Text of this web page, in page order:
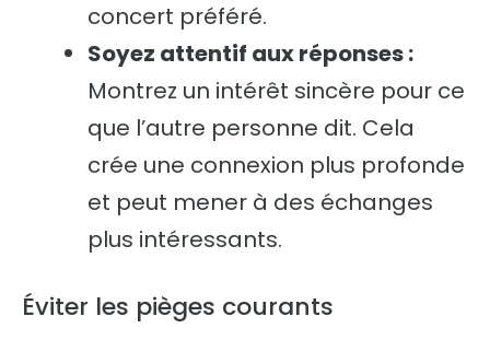
concert préféré.
Soyez attentif aux réponses :
Montrez un intérêt sincère pour ce
que l’autre personne dit. Cela
crée une connexion plus profonde
et peut mener à des échanges
plus intéressants.
Éviter les pièges courants